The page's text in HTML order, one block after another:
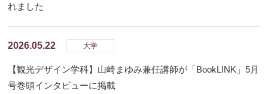
れました
2026.05.22 大学
【観光デザイン学科】山崎まゆみ兼任講師が「BookLINK」5月
号巻頭インタビューに掲載